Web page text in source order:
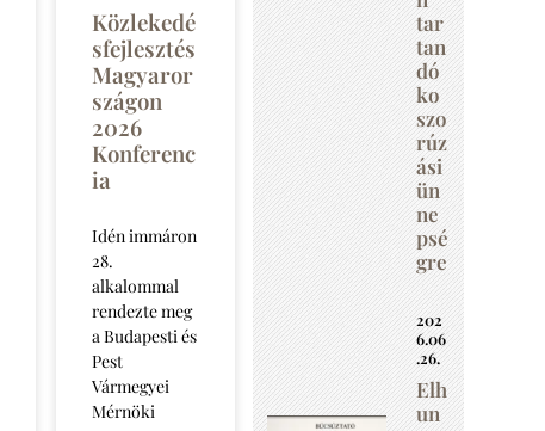
Közlekedé
sfejlesztés
Magyaror
szágon
2026
Konferenc
ia
Idén immáron
28.
alkalommal
rendezte meg
a Budapesti és
Pest
Vármegyei
Mérnöki
tar
tan
dó
ko
szo
rúz
ási
ün
ne
psé
gre
202
6.06
.26.
Elh
un